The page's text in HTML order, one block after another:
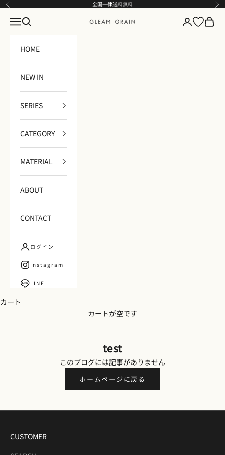
コンテンツへスキップ
前へ 全国一律送料無料 次
GLEAM GRAIN
メニュー
検索 ログインカート
HOME
NEW IN
SERIES
CATEGORY
MATERIAL
ABOUT
CONTACT
ログイン
Instagram
LINE
カート
カートが空です
test
このブログには記事がありません
ホームページに戻る
CUSTOMER